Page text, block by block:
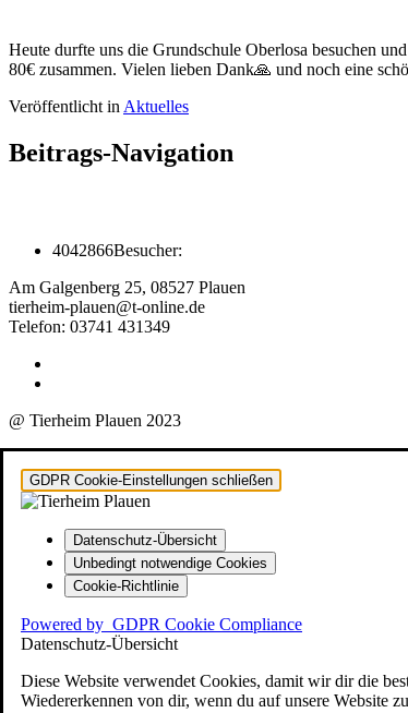
Heute durfte uns die Grundschule Oberlosa besuchen
80€ zusammen. Vielen lieben Dank🙏 und noch eine
Veröffentlicht inAktuelles
Beitrags-Navigation
4042866Besucher:
Am Galgenberg 25, 08527 Plauen
tierheim-plauen@t-online.de
Telefon: 03741 431349
@ Tierheim Plauen 2023
GDPR Cookie-Einstellungen schließen
Datenschutz-Übersicht
Unbedingt notwendige Cookies
Cookie-Richtlinie
Powered by GDPR Cookie Compliance
Datenschutz-Übersicht
Diese Website verwendet Cookies, damit wir dir die
Wiedererkennen von dir, wenn du auf unsere Website